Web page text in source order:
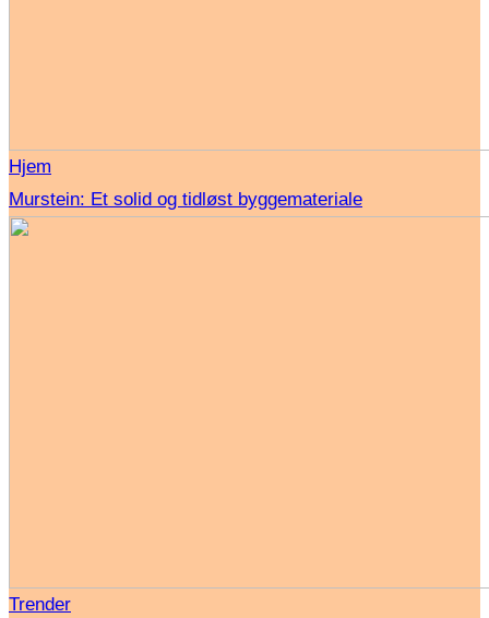
Hjem
Murstein: Et solid og tidløst byggemateriale
Trender